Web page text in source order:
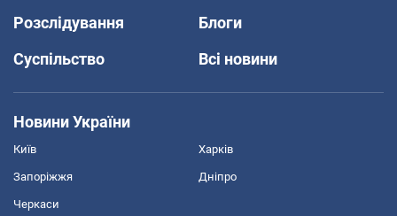
Розслідування
Блоги
Суспільство
Всі новини
Новини України
Київ Харків
Запоріжжя Дніпро
Черкаси